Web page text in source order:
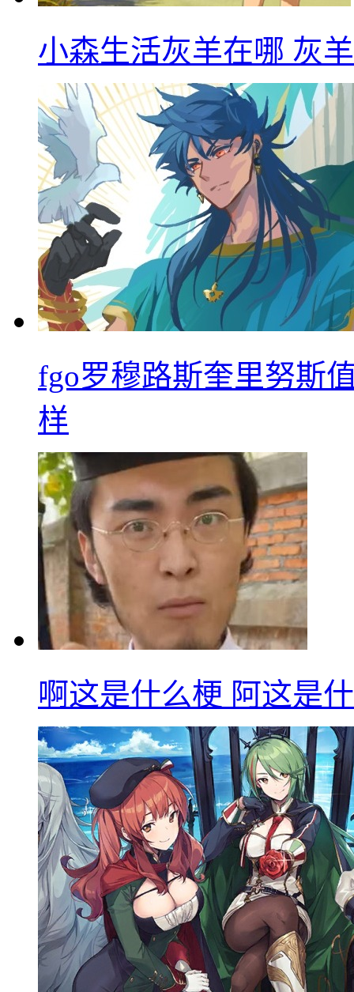
小森生活灰羊在哪 灰
fgo罗穆路斯奎里努斯
样
啊这是什么梗 阿这是